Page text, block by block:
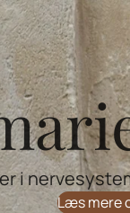
i
Læs mere